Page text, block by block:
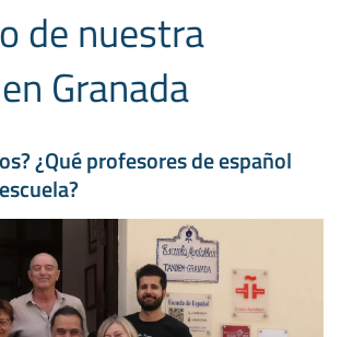
de nuestra
Granada
¿Qué profesores de español